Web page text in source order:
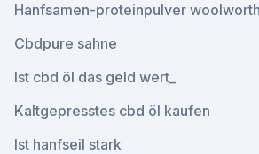
Hanfsamen-proteinpulver
Cbdpure sahne
Ist cbd öl das geld wert_
Kaltgepresstes cbd öl kaufen
Ist hanfseil stark